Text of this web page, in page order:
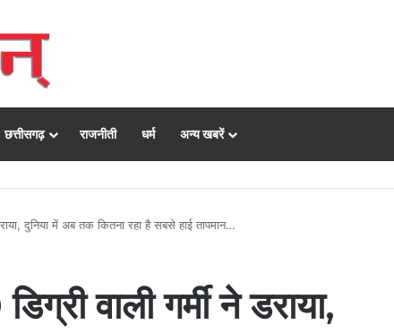
छत्तीसगढ़ राजनीती धर्म अन्य खबरें
दुनिया में अब तक कितना रहा है सबसे हाई तापमान…
वाली गर्मी ने डराया,